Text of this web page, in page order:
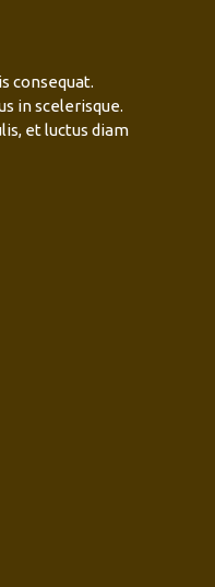
consequat.
in scelerisque.
et luctus diam